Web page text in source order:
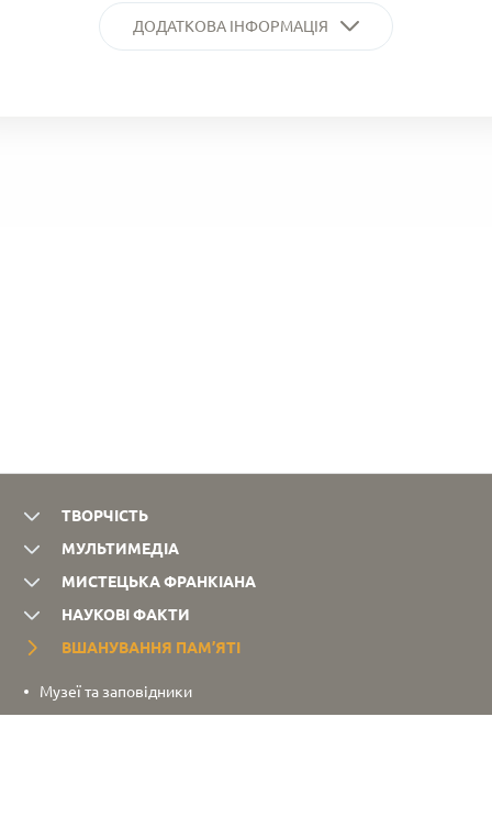
ДОДАТКОВА ІНФОРМАЦІЯ
ТВОРЧІСТЬ
МУЛЬТИМЕДІА
МИСТЕЦЬКА ФРАНКІАНА
НАУКОВІ ФАКТИ
ВШАНУВАННЯ ПАМ’ЯТІ
Музеї та заповідники